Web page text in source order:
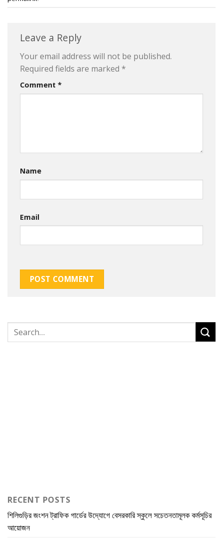
Leave a Reply
Your email address will not be published.
Required fields are marked *
Comment *
Name
Email
RECENT POSTS
শিলিগুড়ির জংশন ট্রাফিক গার্ডের উদ্যোগে বেসরকারি স্কুলে সচেতনতামূলক কর্মসূচির
আয়োজন